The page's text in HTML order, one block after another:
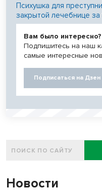
Психушка для
закрытой лечебнице за
Вам было интересно?
Подпишитесь на наш
самые интересные
Подписаться на Дзен
Новости